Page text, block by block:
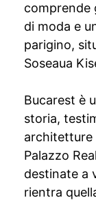
comprende
di moda e
parigino,
Soseaua
Bucarest è
storia,
architetture
Palazzo
destinate a
rientra